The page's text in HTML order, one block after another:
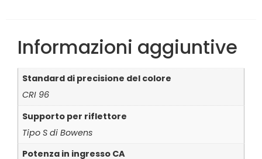
Informazioni aggiuntive
Standard di precisione del colore
CRI 96
Supporto per riflettore
Tipo S di Bowens
Potenza in ingresso CA